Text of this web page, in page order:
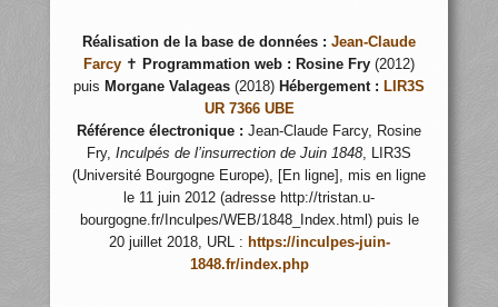
Réalisation de la base de données : Jean-Claude
Farcy ✝ Programmation web : Rosine Fry (2012)
puis Morgane Valageas (2018) Hébergement : LIR3S
UR 7366 UBE
Référence électronique : Jean-Claude Farcy, Rosine
Fry, Inculpés de l’insurrection de Juin 1848, LIR3S
(Université Bourgogne Europe), [En ligne], mis en ligne
le 11 juin 2012 (adresse http://tristan.u-
bourgogne.fr/Inculpes/WEB/1848_Index.html) puis le
20 juillet 2018, URL : https://inculpes-juin-
1848.fr/index.php